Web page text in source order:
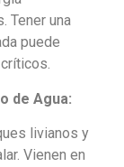
Tener una
puede
de Agua:
livianos y
Vienen en